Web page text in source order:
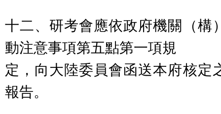
十二、研考會應依政府機關（構
動注意事項第五點第一項規
定，向大陸委員會函送本府核定
報告。